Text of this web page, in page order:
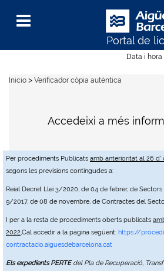
Data i
Per procediments Publicats amb anterioritat al 26 d'
segons les previsions contingudes a:
Reial Decret Llei 3/2020, de 04 de febrer, de
9/2017, de 08 de novembre, de Contractes del
I per a la resta de procediments oberts publicats
2022,Cal accedir a la pàgina següent: https://
contractacio.aiguesdebarcelona.cat
Els expedients PERTEdel Pla de Recuperació,
Portal de
Menu
Accedeixi a més
Inicio > Verificador còpia autèntica